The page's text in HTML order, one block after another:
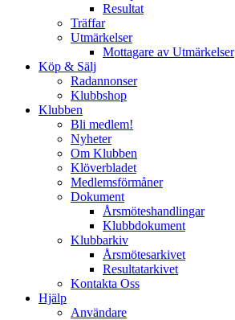
Resultat
Träffar
Utmärkelser
Mottagare av Utmärkelser
Köp & Sälj
Radannonser
Klubbshop
Klubben
Bli medlem!
Nyheter
Om Klubben
Klöverbladet
Medlemsförmåner
Dokument
Årsmöteshandlingar
Klubbdokument
Klubbarkiv
Årsmötesarkivet
Resultatarkivet
Kontakta Oss
Hjälp
Användare